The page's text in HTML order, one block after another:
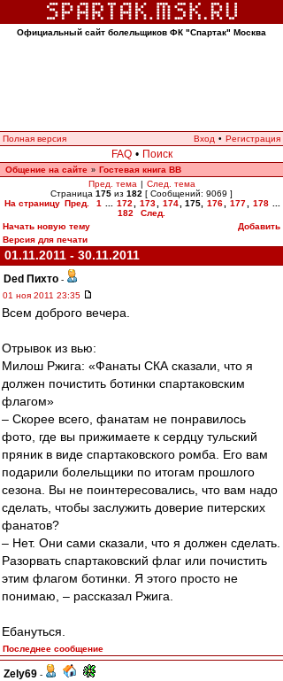
Официальный сайт болельщиков ФК "Спартак" Москва
Полная версия Вход • Регистрация
FAQ • Поиск
Общение на сайте » Гостевая книга ВВ
Пред. тема | След. тема
Страница 175 из 182 [ Сообщений: 9069 ]
На страницу Пред. 1 172 173 174 175, 176 177 178
182
След.
Начать новую тему
Добавить
Версия для печати
01.11.2011 - 30.11.2011
Ded Пихто -
01 ноя 2011 23:35
Всем доброго вечера.
Отрывок из вью:
Милош Ржига: «Фанаты СКА сказали, что я
должен почистить ботинки спартаковским
флагом»
– Скорее всего, фанатам не понравилось
фото, где вы прижимаете к сердцу тульский
пряник в виде спартаковского ромба. Его вам
подарили болельщики по итогам прошлого
сезона. Вы не поинтересовались, что вам надо
сделать, чтобы заслужить доверие питерских
фанатов?
– Нет. Они сами сказали, что я должен сделать.
Разорвать спартаковский флаг или почистить
этим флагом ботинки. Я этого просто не
понимаю, – рассказал Ржига.
Ебануться.
Последнее сообщение
Zely69 -